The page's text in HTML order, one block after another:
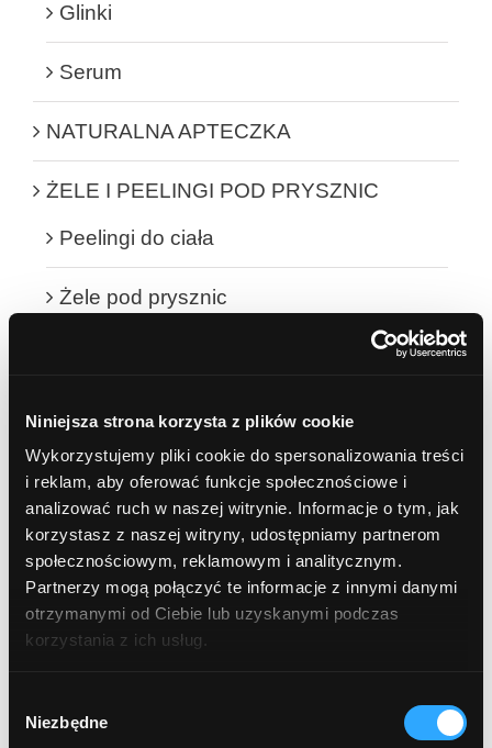
Niniejsza strona korzysta z plików cookie
Wykorzystujemy pliki cookie do spersonalizowania treści
i reklam, aby oferować funkcje społecznościowe i
analizować ruch w naszej witrynie. Informacje o tym, jak
korzystasz z naszej witryny, udostępniamy partnerom
społecznościowym, reklamowym i analitycznym.
Partnerzy mogą połączyć te informacje z innymi danymi
otrzymanymi od Ciebie lub uzyskanymi podczas
korzystania z ich usług.
zgody
Niezbędne
Glinki
Serum
NATURALNA APTECZKA
ŻELE I PEELINGI POD PRYSZNIC
Peelingi do ciała
Żele pod prysznic
OLEJE i OLEJKI
Oleje
Olejki eteryczne
DOBIERZ DO POTRZEB SKÓRY
cera trądzikowa i problematyczna